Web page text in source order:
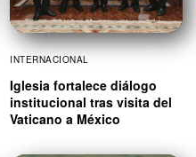
INTERNACIONAL
Iglesia fortalece diálogo
institucional tras visita del
Vaticano a México